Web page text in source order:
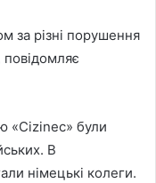
за різні порушення
«Cizinec» були
В
німецькі колеги.